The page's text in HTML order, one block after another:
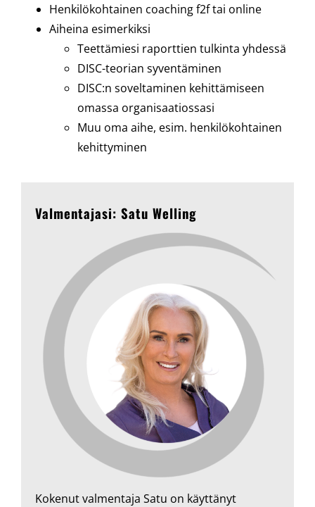
Henkilökohtainen coaching f2f tai online
Aiheina esimerkiksi
Teettämiesi raporttien tulkinta yhdessä
DISC-teorian syventäminen
DISC:n soveltaminen kehittämiseen
omassa organisaatiossasi
Muu oma aihe, esim. henkilökohtainen
kehittyminen
Valmentajasi: Satu Welling
Kokenut valmentaja Satu on käyttänyt